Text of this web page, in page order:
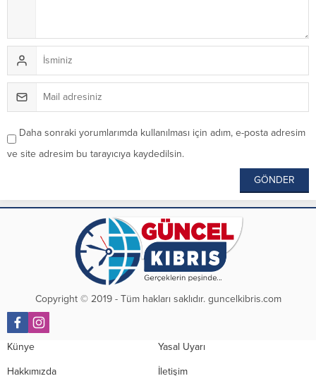
Daha sonraki yorumlarımda kullanılması için adım, e-posta adresim
ve site adresim bu tarayıcıya kaydedilsin.
Copyright © 2019 - Tüm hakları saklıdır. guncelkibris.com
Künye Yasal Uyarı
Hakkımızda İletişim